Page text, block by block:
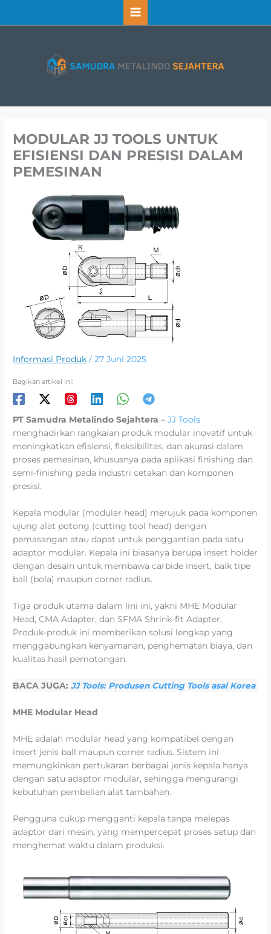
MODULAR JJ TOOLS UNTUK
EFISIENSI DAN PRESISI DALAM
PEMESINAN
Informasi Produk /27 Juni 2025
Bagikan artikel ini:
PT Samudra Metalindo Sejahtera – JJ Tools
menghadirkan rangkaian produk modular inovatif untuk
meningkatkan efisiensi, fleksibilitas, dan akurasi dalam
proses pemesinan, khususnya pada aplikasi finishing dan
semi-finishing pada industri cetakan dan komponen
presisi.
Kepala modular (modular head) merujuk pada komponen
ujung alat potong (cutting tool head) dengan
pemasangan atau dapat untuk penggantian pada satu
adaptor modular. Kepala ini biasanya berupa insert holder
dengan desain untuk membawa carbide insert, baik tipe
ball (bola) maupun corner radius.
Tiga produk utama dalam lini ini, yakni MHE Modular
Head, CMA Adapter, dan SFMA Shrink-fit Adapter.
Produk-produk ini memberikan solusi lengkap yang
menggabungkan kenyamanan, penghematan biaya, dan
kualitas hasil pemotongan.
BACA JUGA:JJ Tools: Produsen Cutting Tools asal Korea
MHE Modular Head
MHE adalah modular head yang kompatibel dengan
insert jenis ball maupun corner radius. Sistem ini
memungkinkan pertukaran berbagai jenis kepala hanya
dengan satu adaptor modular, sehingga mengurangi
kebutuhan pembelian alat tambahan.
Pengguna cukup mengganti kepala tanpa melepas
adaptor dari mesin, yang mempercepat proses setup dan
menghemat waktu dalam produksi.